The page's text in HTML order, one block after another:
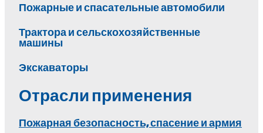
Пожарные и спасательные автомобили
Трактора и сельскохозяйственные
машины
Экскаваторы
Отрасли применения
Пожарная безопасность, спасение и армия